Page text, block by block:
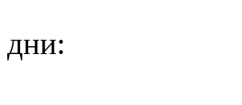
дни: